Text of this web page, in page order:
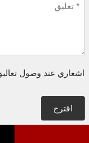
اشعاري عند وصول
اقترح